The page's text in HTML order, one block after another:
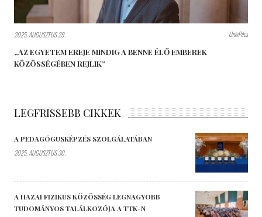
2025. AUGUSZTUS 29. UnivPécs
„AZ EGYETEM EREJE MINDIG A BENNE ÉLŐ EMBEREK
KÖZÖSSÉGÉBEN REJLIK”
LEGFRISSEBB CIKKEK
A PEDAGÓGUSKÉPZÉS SZOLGÁLATÁBAN
2025. AUGUSZTUS 30.
A HAZAI FIZIKUS KÖZÖSSÉG LEGNAGYOBB
TUDOMÁNYOS TALÁLKOZÓJA A TTK-N